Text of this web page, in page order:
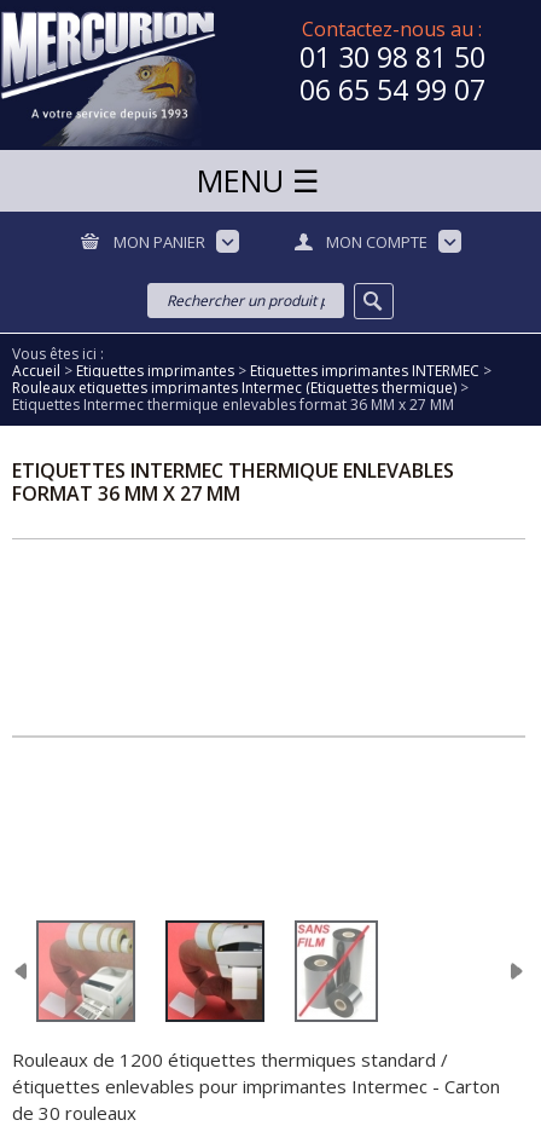
Contactez-nous au :
01 30 98 81 50
06 65 54 99 07
MON PANIER MON COMPTE
Vous êtes ici :
Accueil > Etiquettes imprimantes > Etiquettes imprimantes INTERMEC >
Rouleaux etiquettes imprimantes Intermec (Etiquettes thermique) >
Etiquettes Intermec thermique enlevables format 36 MM x 27 MM
ETIQUETTES INTERMEC THERMIQUE ENLEVABLES
FORMAT 36 MM X 27 MM
Rouleaux de 1200 étiquettes thermiques standard /
étiquettes enlevables pour imprimantes Intermec - Carton
de 30 rouleaux